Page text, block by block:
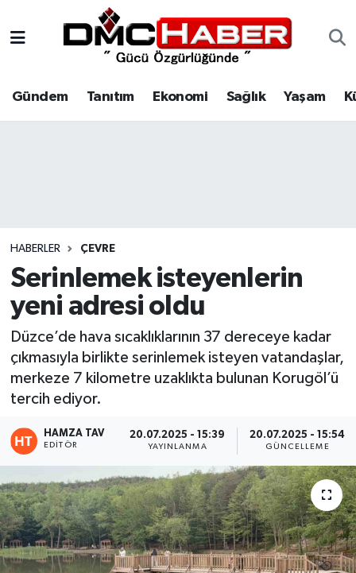
Gündem Tanıtım Ekonomi Sağlık Yaşam
HABERLER ÇEVRE
Serinlemek isteyenlerin
yeni adresi oldu
Düzce’de hava sıcaklıklarının 37 dereceye kadar
çıkmasıyla birlikte serinlemek isteyen vatandaşlar,
merkeze 7 kilometre uzaklıkta bulunan Korugöl’ü
tercih ediyor.
HAMZA TAV
EDITÖR
20.07.2025 - 15:39
YAYINLANMA
20.07.2025 - 15:54
GÜNCELLEME
Tanıtım
Spor
Siyaset
Eğitim
Asayiş
Resmi İlan
Nöbetçi Eczaneler
Hava Durumu
Haber Arşivi